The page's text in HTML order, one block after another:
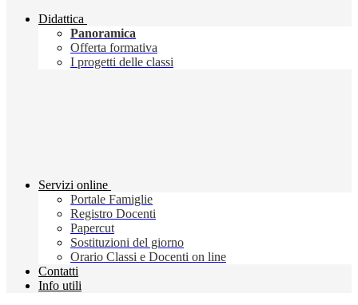
Didattica
Panoramica
Offerta formativa
I progetti delle classi
Servizi online
Portale Famiglie
Registro Docenti
Papercut
Sostituzioni del giorno
Orario Classi e Docenti on line
Contatti
Info utili